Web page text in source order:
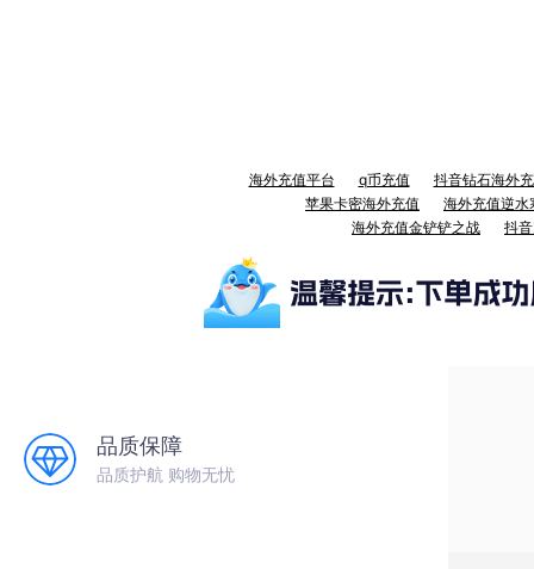
海外充值平台 q币充值
抖音钻石海外
苹果卡密海外充值
海外充值逆水
海外充值金铲铲之战
抖
品质保障
品质护航 购物无忧